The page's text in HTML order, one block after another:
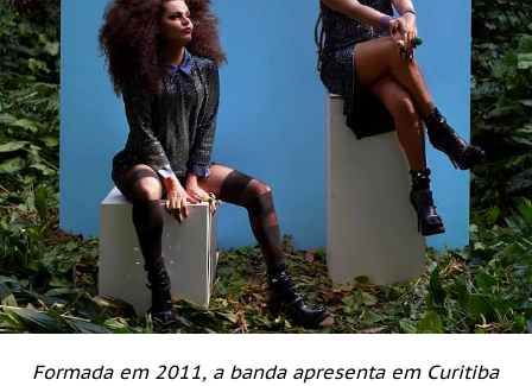
Formada em 2011, a banda apresenta em Curitiba